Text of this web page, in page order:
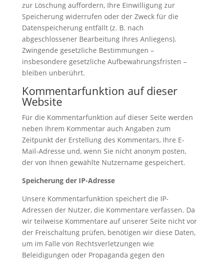
zur Löschung auffordern, Ihre Einwilligung zur
Speicherung widerrufen oder der Zweck für die
Datenspeicherung entfällt (z. B. nach
abgeschlossener Bearbeitung Ihres Anliegens).
Zwingende gesetzliche Bestimmungen –
insbesondere gesetzliche Aufbewahrungsfristen –
bleiben unberührt.
Kommentarfunktion auf dieser
Website
Für die Kommentarfunktion auf dieser Seite werden
neben Ihrem Kommentar auch Angaben zum
Zeitpunkt der Erstellung des Kommentars, Ihre E-
Mail-Adresse und, wenn Sie nicht anonym posten,
der von Ihnen gewählte Nutzername gespeichert.
Speicherung der IP-Adresse
Unsere Kommentarfunktion speichert die IP-
Adressen der Nutzer, die Kommentare verfassen. Da
wir teilweise Kommentare auf unserer Seite nicht vor
der Freischaltung prüfen, benötigen wir diese Daten,
um im Falle von Rechtsverletzungen wie
Beleidigungen oder Propaganda gegen den